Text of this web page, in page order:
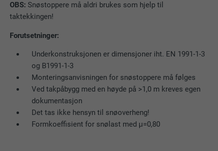
OBS: Snøstoppere må aldri brukes som hjelp til
taktekkingen!
Forutsetninger:
Underkonstruksjonen er dimensjoner iht. EN 1991-1-3
og B1991-1-3
Monteringsanvisningen for snøstoppere må følges
Ved takpåbygg med en høyde på >1,0 m kreves egen
dokumentasjon
Det tas ikke hensyn til snøoverheng!
Formkoeffisient for snølast med μ=0,80